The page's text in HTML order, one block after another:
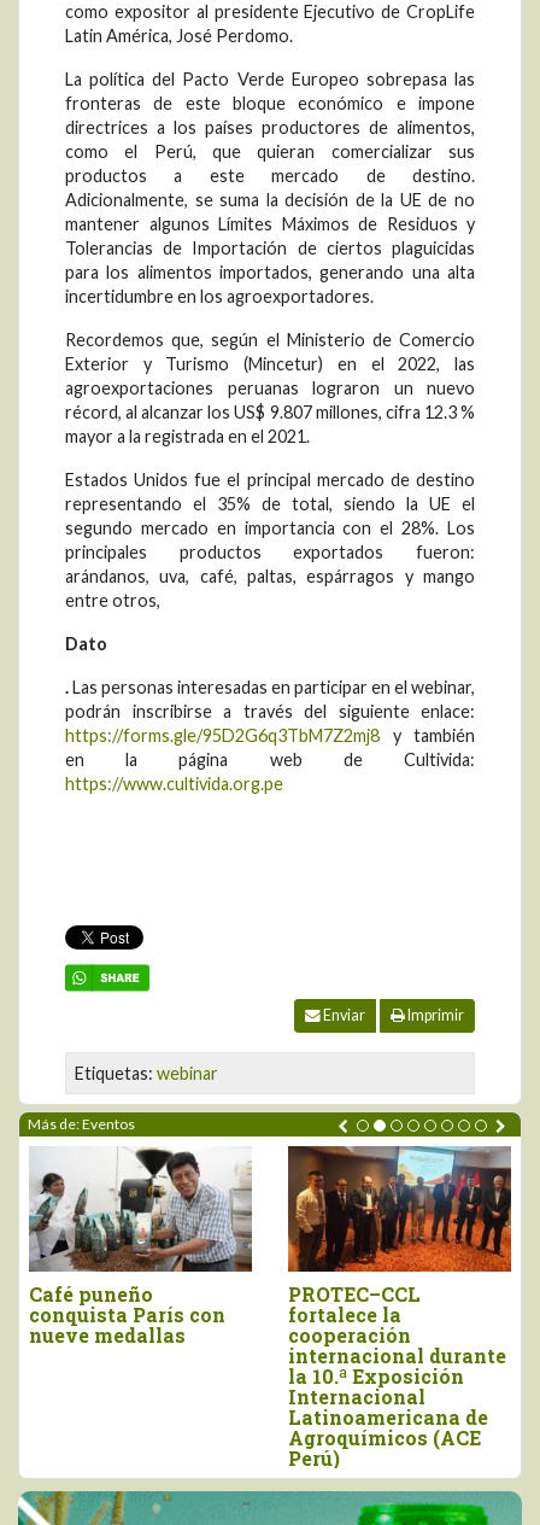
como expositor al presidente Ejecutivo de CropLife
Latin América, José Perdomo.
La política del Pacto Verde Europeo sobrepasa las
fronteras de este bloque económico e impone
directrices a los países productores de alimentos,
como el Perú, que quieran comercializar sus
productos a este mercado de destino.
Adicionalmente, se suma la decisión de la UE de no
mantener algunos Límites Máximos de Residuos y
Tolerancias de Importación de ciertos plaguicidas
para los alimentos importados, generando una alta
incertidumbre en los agroexportadores.
Recordemos que, según el Ministerio de Comercio
Exterior y Turismo (Mincetur) en el 2022, las
agroexportaciones peruanas lograron un nuevo
récord, al alcanzar los US$ 9.807 millones, cifra 12.3 %
mayor a la registrada en el 2021.
Estados Unidos fue el principal mercado de destino
representando el 35% de total, siendo la UE el
segundo mercado en importancia con el 28%. Los
principales productos exportados fueron:
arándanos, uva, café, paltas, espárragos y mango
entre otros,
Dato
.Las personas interesadas en participar en el webinar,
podrán inscribirse a través del siguiente enlace:
https://forms.gle/95D2G6q3TbM7Z2mj8 y también
en la página web de Cultivida:
https://www.cultivida.org.pe
Enviar Imprimir
Etiquetas: webinar
Más de: Eventos
Café puneño
conquista París con
nueve medallas
PROTEC–CCL
fortalece la
cooperación
internacional durante
la 10.ª Exposición
Internacional
Latinoamericana de
Agroquímicos (ACE
Perú)